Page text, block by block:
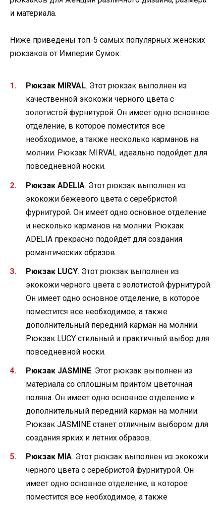
и материала.
Ниже приведены топ-5 самых популярных женских
рюкзаков от Империи Сумок:
Рюкзак MIRVAL. Этот рюкзак выполнен из
качественной экокожи черного цвета с
золотистой фурнитурой. Он имеет одно основное
отделение, в которое поместится все
необходимое, а также несколько карманов на
молнии. Рюкзак MIRVAL идеально подойдет для
повседневной носки.
Рюкзак ADELIA. Этот рюкзак выполнен из
экокожи бежевого цвета с серебристой
фурнитурой. Он имеет одно основное отделение
и несколько карманов на молнии. Рюкзак
ADELIA прекрасно подойдет для создания
романтических образов.
Рюкзак LUCY. Этот рюкзак выполнен из
экокожи черного цвета с золотистой фурнитурой.
Он имеет одно основное отделение, в которое
поместится все необходимое, а также
дополнительный передний карман на молнии.
Рюкзак LUCY стильный и практичный выбор для
повседневной носки.
Рюкзак JASMINE. Этот рюкзак выполнен из
материала со сплошным принтом цветочная
поляна. Он имеет одно основное отделение и
дополнительный передний карман на молнии.
Рюкзак JASMINE станет отличным выбором для
создания ярких и летних образов.
Рюкзак MIA. Этот рюкзак выполнен из экокожи
черного цвета с серебристой фурнитурой. Он
имеет одно основное отделение, в которое
поместится все необходимое, а также